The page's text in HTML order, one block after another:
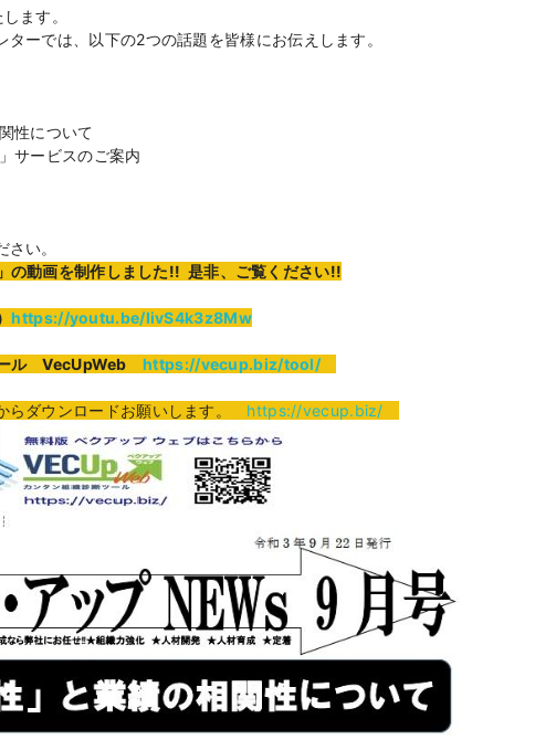
ます。
ーでは、 以下の2つの話題を皆様にお伝えします。
性について
サービスのご案内
い。
の動画を制作しました!! 是非、ご覧ください!!
https://youtu.be/IivS4k3z8Mw
ル VecUpWebhttps://vecup.biz/tool/
ダウンロードお願いします。 https://vecup.biz/